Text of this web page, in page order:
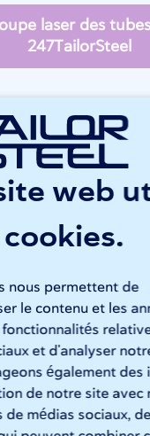
web
nous permettent de
le contenu et les
et d'analyser
également des
de notre site avec
de médias sociaux,
laser des
247TailorSteel
304 soudé